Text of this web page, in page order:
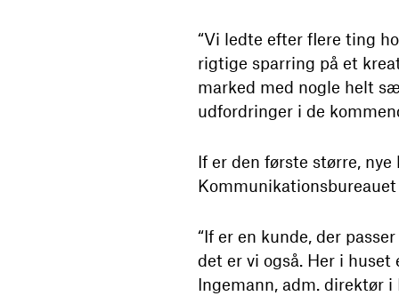
“Vi ledte efter flere ting
rigtige sparring på et
marked med nogle helt
udfordringer i de
If er den første større,
“If er en kunde, der
det er vi også. Her i
Ingemann, adm. direktør